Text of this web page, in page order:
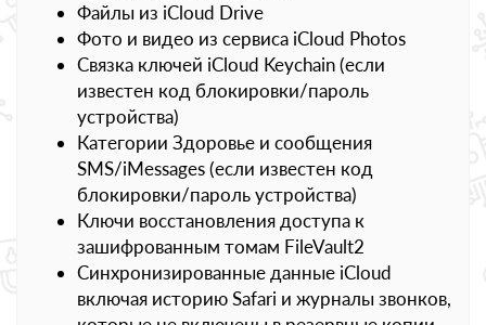
Файлы из iCloud Drive
Фото и видео из сервиса iCloud Photos
Связка ключей iCloud Keychain (если
известен код блокировки/пароль
устройства)
Категории Здоровье и сообщения
SMS/iMessages (если известен код
блокировки/пароль устройства)
Ключи восстановления доступа к
зашифрованным томам FileVault2
Синхронизированные данные iCloud
включая историю Safari и журналы звонков,